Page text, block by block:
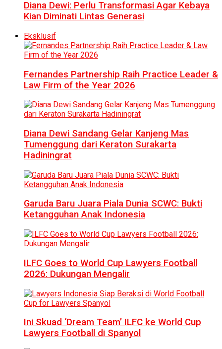
Diana Dewi: Perlu Transformasi Agar Kebaya
Kian Diminati Lintas Generasi
Eksklusif
Fernandes Partnership Raih Practice Leader &
Law Firm of the Year 2026
Diana Dewi Sandang Gelar Kanjeng Mas
Tumenggung dari Keraton Surakarta
Hadiningrat
Garuda Baru Juara Piala Dunia SCWC: Bukti
Ketangguhan Anak Indonesia
ILFC Goes to World Cup Lawyers Football
2026: Dukungan Mengalir
Ini Skuad ‘Dream Team’ ILFC ke World Cup
Lawyers Football di Spanyol